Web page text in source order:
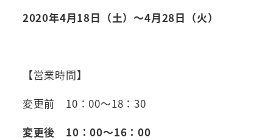
2020年4月18日（土）～4月28日（火）
【営業時間】
変更前 10：00～18：30
変更後 10：00～16：00